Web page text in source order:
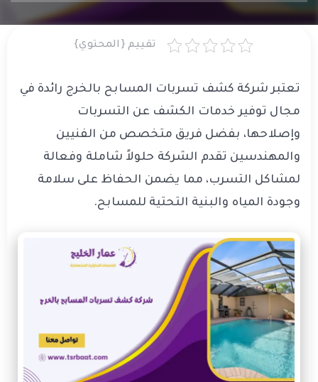
تقييم {المحتوي}
تعتبر شركة كشف تسربات المسابح بالخرج رائدة في
مجال توفير خدمات الكشف عن التسربات
وإصلاحها، بفضل فريق متخصص من الفنيين
والمهندسين تقدم الشركة حلولاً شاملة وفعالة
لمشاكل التسرب، مما يضمن الحفاظ على سلامة
وجودة المياه والبنية التحتية للمسابح.